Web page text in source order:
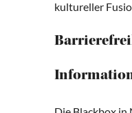
kultureller